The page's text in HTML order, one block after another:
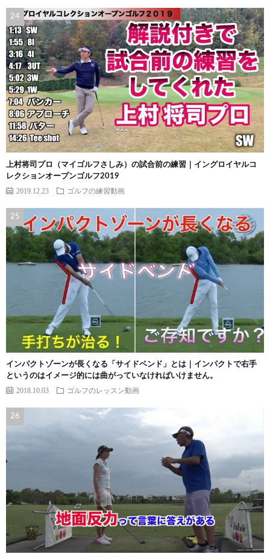
上村将司プロ（マイゴルフさしみ）の試合前の練習｜イングロイヤルコ
レクションオープンゴルフ2019
2019.12.23 ゴルフの練習動画
インパクトゾーンが長くなる「サイドベンド」とは｜インパクトで右手
というのはイメージ的には曲がっていなければいけません。
2018.10.03 ゴルフのレッスン動画